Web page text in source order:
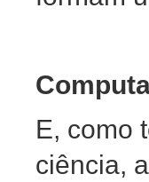
E, como
ciência,